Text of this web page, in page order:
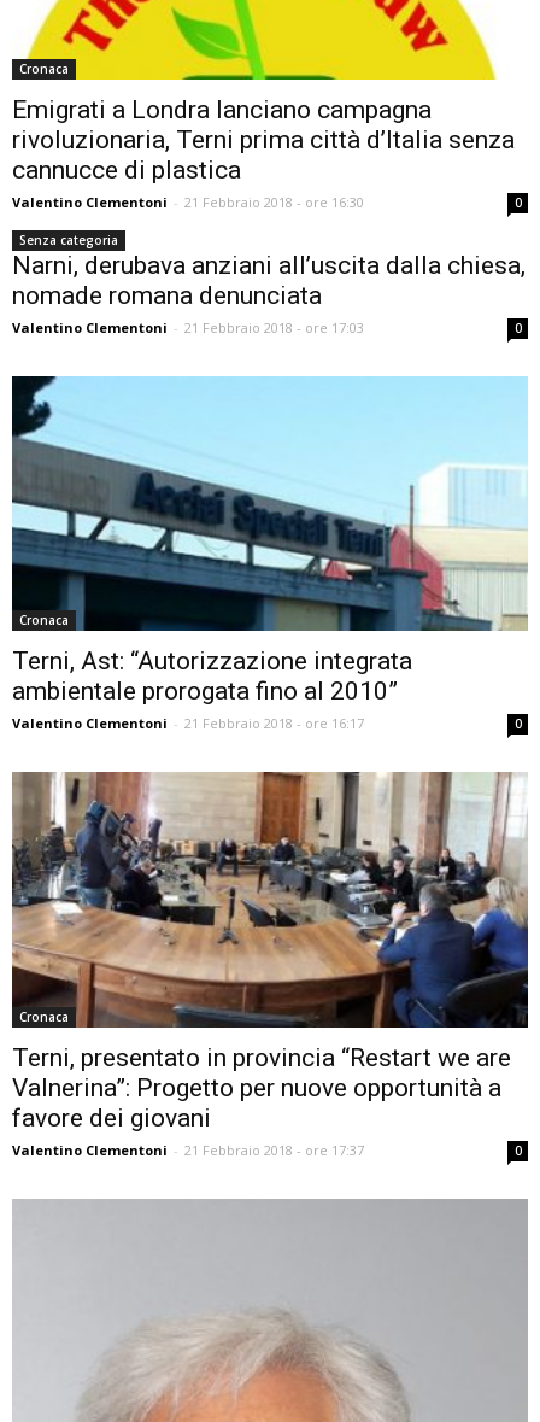
Cronaca
Emigrati a Londra lanciano campagna
rivoluzionaria, Terni prima città d’Italia senza
cannucce di plastica
Valentino Clementoni - 21 Febbraio 2018 - ore 16:30 0
Senza categoria
Narni, derubava anziani all’uscita dalla chiesa,
nomade romana denunciata
Valentino Clementoni - 21 Febbraio 2018 - ore 17:03 0
Cronaca
Terni, Ast: “Autorizzazione integrata
ambientale prorogata fino al 2010”
Valentino Clementoni - 21 Febbraio 2018 - ore 16:17 0
Cronaca
Terni, presentato in provincia “Restart we are
Valnerina”: Progetto per nuove opportunità a
favore dei giovani
Valentino Clementoni - 21 Febbraio 2018 - ore 17:37 0